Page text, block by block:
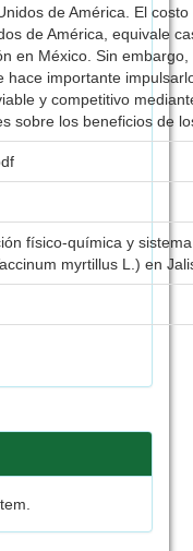
de América. El
de América, equivale
en México. Sin
hace importante
y competitivo
sobre los beneficios de
físico-química y
myrtillus L.) en